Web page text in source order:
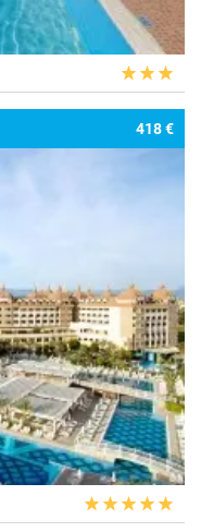
418 €